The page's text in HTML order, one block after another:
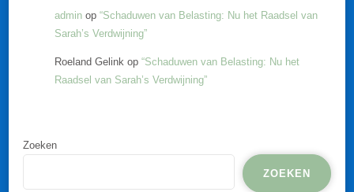
admin op “Schaduwen van Belasting: Nu het Raadsel van
Sarah’s Verdwijning”
Roeland Gelink op “Schaduwen van Belasting: Nu het
Raadsel van Sarah’s Verdwijning”
Zoeken
ZOEKEN